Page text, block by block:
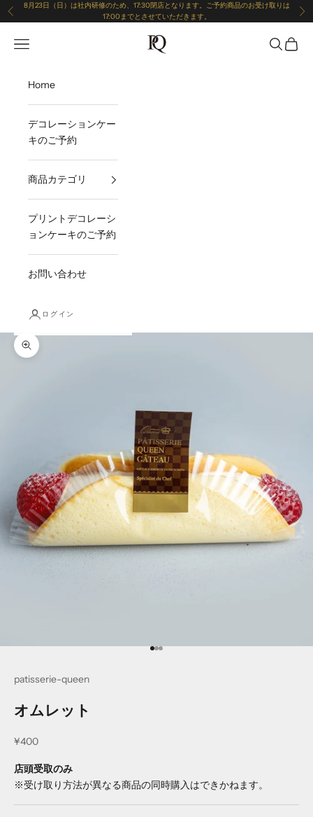
コンテンツへスキップ
前へ
8月23日（日）は社内研修のため、17:30閉店となります。ご予約商品のお受け取りは
17:00までとさせていただきます。
次
patisserie-queen
メニューを開く 検索を開
カー
Home
デコレーションケー
キのご予約
商品カテゴリ
プリントデコレーシ
ョンケーキのご予約
お問い合わせ
ログイン
ズームイン
I18n Error: Missing interpolation
I18n Error: Missing interpolation
I18n Error: Missing interpolation
patisserie-queen
オムレット
¥400
店頭受取のみ
※受け取り方法が異なる商品の同時購入はできかねます。